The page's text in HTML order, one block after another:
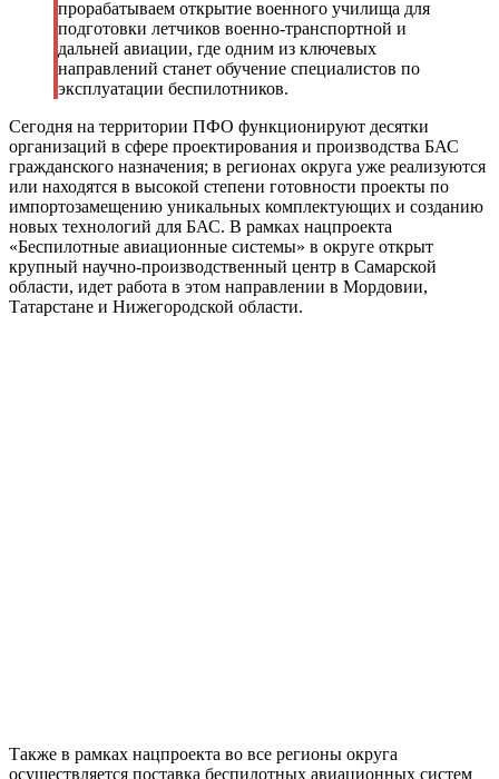
прорабатываем открытие военного училища для
подготовки летчиков военно-транспортной и
дальней авиации, где одним из ключевых
направлений станет обучение специалистов по
эксплуатации беспилотников.
Сегодня на территории ПФО функционируют десятки
организаций в сфере проектирования и производства БАС
гражданского назначения; в регионах округа уже реализуются
или находятся в высокой степени готовности проекты по
импортозамещению уникальных комплектующих и созданию
новых технологий для БАС. В рамках нацпроекта
«Беспилотные авиационные системы» в округе открыт
крупный научно-производственный центр в Самарской
области, идет работа в этом направлении в Мордовии,
Татарстане и Нижегородской области.
Также в рамках нацпроекта во все регионы округа
осуществляется поставка беспилотных авиационных систем